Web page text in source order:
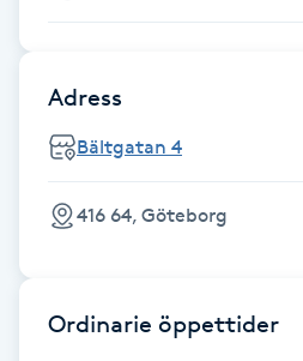
Hårförlängning
Hårvård
Hälsa
Adress
Bältgatan 4
416 64, Göteborg
Ordinarie öppettider